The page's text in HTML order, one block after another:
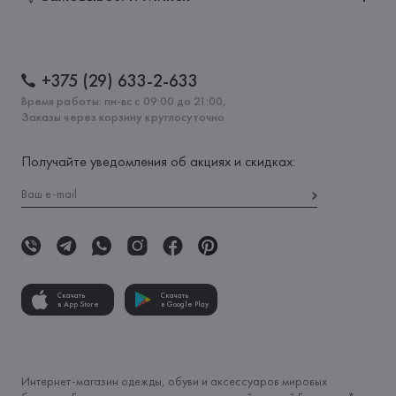
+375 (29) 633-2-633
Время работы: пн-вс с 09:00 до 21:00,
Заказы через корзину круглосуточно
Получайте уведомления об акциях и скидках:
Скачать
в App Store
Скачать
в Google Play
Интернет-магазин одежды, обуви и аксессуаров мировых